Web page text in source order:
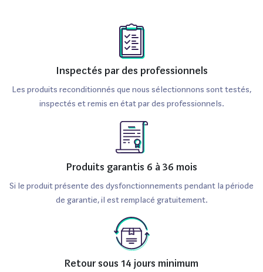
Inspectés par des professionnels
Les produits reconditionnés que nous sélectionnons sont testés,
inspectés et remis en état par des professionnels.
Produits garantis 6 à 36 mois
Si le produit présente des dysfonctionnements pendant la période
de garantie, il est remplacé gratuitement.
Retour sous 14 jours minimum